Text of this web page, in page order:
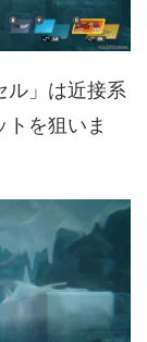
ル」は近接系
を狙いま